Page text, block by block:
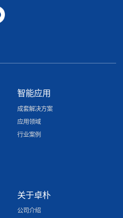
智能应用
成套解决方案
应用领域
行业案例
关于卓朴
公司介绍